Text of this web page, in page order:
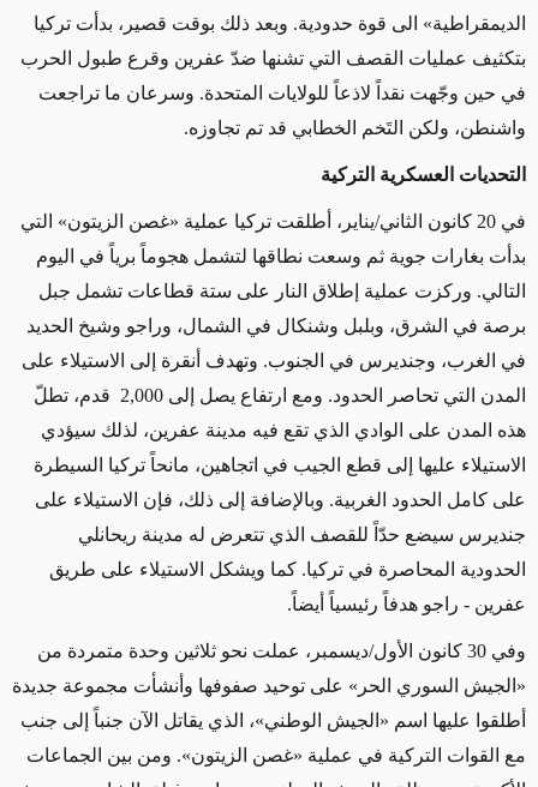
الديمقراطية» الى قوة حدودية. وبعد ذلك بوقت قصير، بدأت تركيا
بتكثيف عمليات القصف التي تشنها ضدّ عفرين وقرع طبول الحرب
في حين وجّهت نقداً لاذعاً للولايات المتحدة. وسرعان ما تراجعت
واشنطن، ولكن التَخم الخطابي قد تم تجاوزه.
التحديات العسكرية التركية
في 20 كانون الثاني/يناير، أطلقت تركيا عملية «غصن الزيتون» التي
بدأت بغارات جوية ثم وسعت نطاقها لتشمل هجوماً برياً في اليوم
التالي. وركزت عملية إطلاق النار على ستة قطاعات تشمل جبل
برصة في الشرق، وبلبل وشنكال في الشمال، وراجو وشيخ الحديد
في الغرب، وجنديرس في الجنوب. وتهدف أنقرة إلى الاستيلاء على
المدن التي تحاصر الحدود. ومع ارتفاع يصل إلى 2,000 قدم، تطلّ
هذه المدن على الوادي الذي تقع فيه مدينة عفرين، لذلك سيؤدي
الاستيلاء عليها إلى قطع الجيب في اتجاهين، مانحاً تركيا السيطرة
على كامل الحدود الغربية. وبالإضافة إلى ذلك، فإن الاستيلاء على
جنديرس سيضع حدّاً للقصف الذي تتعرض له مدينة ريحانلي
الحدودية المحاصرة في تركيا. كما ويشكل الاستيلاء على طريق
عفرين - راجو هدفاً رئيسياً أيضاً.
وفي 30 كانون الأول/ديسمبر، عملت نحو ثلاثين وحدة متمردة من
«الجيش السوري الحر» على توحيد صفوفها وأنشأت مجموعة جديدة
أطلقوا عليها اسم «الجيش الوطني»، الذي يقاتل الآن جنباً إلى جنب
مع القوات التركية في عملية «غصن الزيتون». ومن بين الجماعات